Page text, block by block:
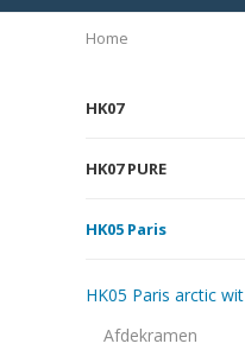
Home
HK07
HK07 PURE
HK05 Paris
HK05 Paris arctic wit
Afdekramen